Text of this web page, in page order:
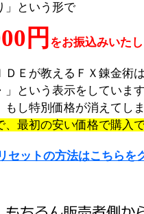
」という形で
円 をお振込みいたし
Ｅが教えるＦＸ錬金術
」という表示をしていま
もし特別価格が消えてし
、最初の安い価格で購入で
セットの方法はこちらを